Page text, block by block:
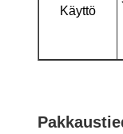
Käyttö